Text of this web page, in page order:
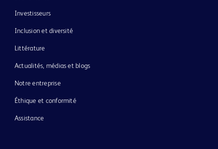
Investisseurs
Inclusion et diversité
Littérature
Actualités, médias et blogs
Notre entreprise
Éthique et conformité
Assistance